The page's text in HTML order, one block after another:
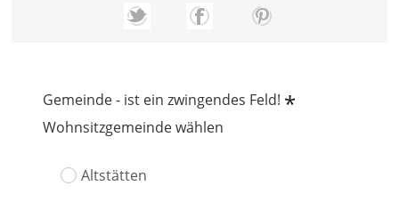
Gemeinde - ist ein zwingendes Feld! *
Wohnsitzgemeinde wählen
Altstätten